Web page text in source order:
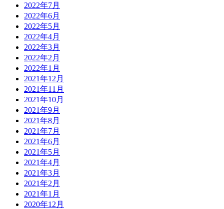
2022年7月
2022年6月
2022年5月
2022年4月
2022年3月
2022年2月
2022年1月
2021年12月
2021年11月
2021年10月
2021年9月
2021年8月
2021年7月
2021年6月
2021年5月
2021年4月
2021年3月
2021年2月
2021年1月
2020年12月